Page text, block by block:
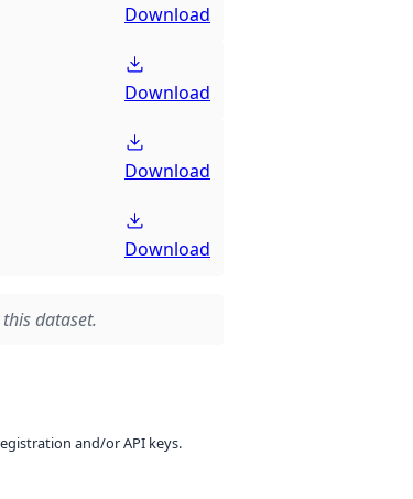
Download
Download
Download
Download
dataset.
and/or API keys.